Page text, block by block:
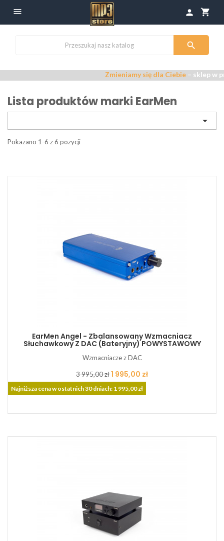
 shopping_cart
person

Zmieniamy się dla Ciebie– sklep w
Lista produktów marki EarMen

Pokazano 1-6 z 6 pozycji
EarMen Angel - Zbalansowany Wzmacniacz
Słuchawkowy Z DAC (bateryjny) POWYSTAWOWY
Wzmacniacze z DAC
Cena
podstawowa
3 995,00 złCena
1 995,00 zł
Najniższa cena w ostatnich 30 dniach: 1 995,00 zł